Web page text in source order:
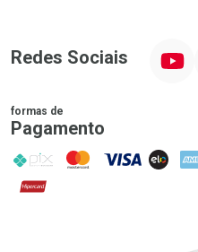
Redes Sociais
formas de
Pagamento
PIX MasterCard
VISA ELO
Hipercard
Promoção em